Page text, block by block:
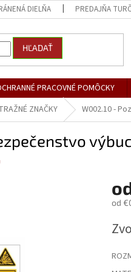
DIELŇA PREDAJŇA
HĽADAŤ
PRACOVNÉ POMÔCKY
ZNAČKY W002.10 -
od
cena: